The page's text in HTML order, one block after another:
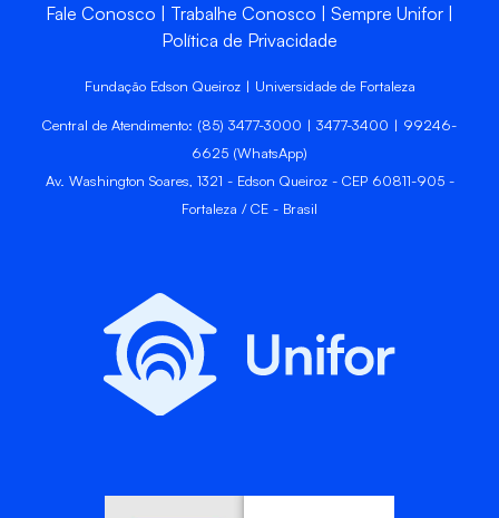
Fale Conosco Trabalhe Conosco
Sempre Unifor
Política de Privacidade
Fundação Edson Queiroz | Universidade de Fortaleza
Central de Atendimento: (85) 3477-3000 | 3477-3400 | 99246-
6625 (WhatsApp)
Av. Washington Soares, 1321 - Edson Queiroz - CEP 60811-905 -
Fortaleza / CE - Brasil